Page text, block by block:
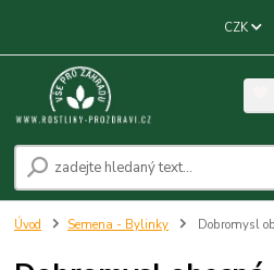
CZK
Úvod Semena - Bylinky Dobromysl